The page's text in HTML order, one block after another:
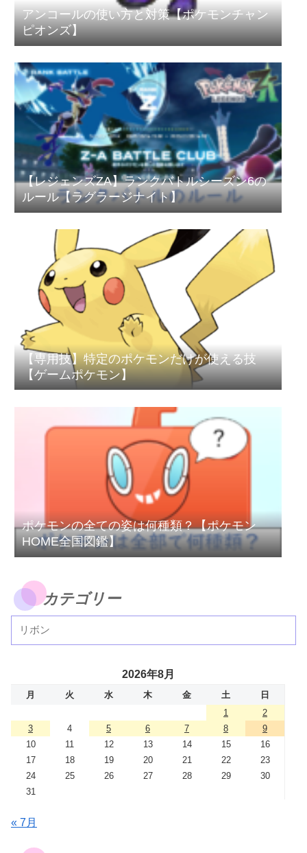
アンコールの使い方と対策【ポケモンチャン
ピオンズ】
【レジェンズZA】ランクバトルシーズン6の
ルール【ラグラージナイト】
【専用技】特定のポケモンだけが使える技
【ゲームポケモン】
ポケモンの全ての姿は何種類？【ポケモン
HOME全国図鑑】
カテゴリー
2026年8月
月 火 水 木 金 土
日
1
2
3
4 5 6 7 8
9
10
11 12 13 14 15
16
17
18 19 20 21 22
23
24
25 26 27 28 29
30
31
« 7月